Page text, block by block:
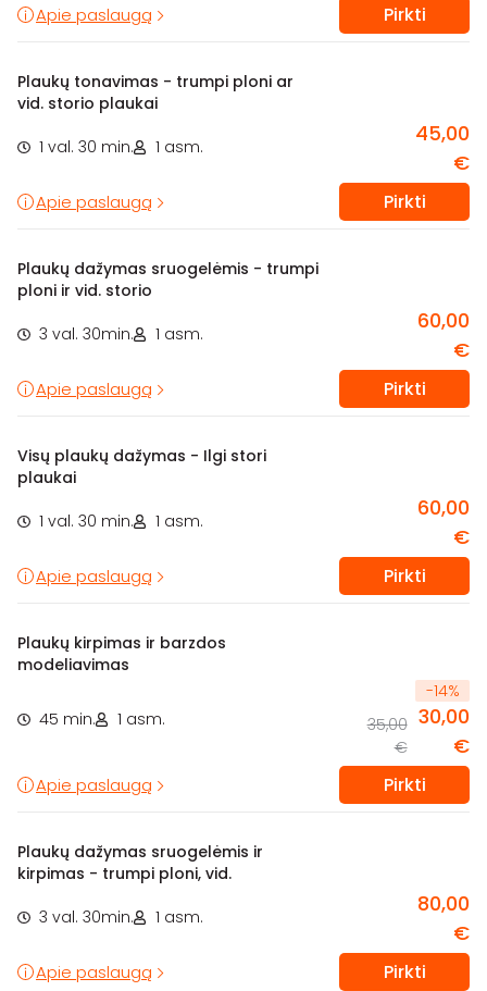
Apie paslaugą Pirkti
Plaukų tonavimas - trumpi ploni ar
vid. storio plaukai
1 val. 30 min. 1 asm.
45,00
€
Apie paslaugą Pirkti
Plaukų dažymas sruogelėmis - trumpi
ploni ir vid. storio
3 val. 30min. 1 asm.
60,00
€
Apie paslaugą Pirkti
Visų plaukų dažymas - Ilgi stori
plaukai
1 val. 30 min. 1 asm.
60,00
€
Apie paslaugą Pirkti
Plaukų kirpimas ir barzdos
modeliavimas
45 min. 1 asm.
-14%
35,00
€
30,00
€
Apie paslaugą Pirkti
Plaukų dažymas sruogelėmis ir
kirpimas - trumpi ploni, vid.
3 val. 30min. 1 asm.
80,00
€
Apie paslaugą Pirkti